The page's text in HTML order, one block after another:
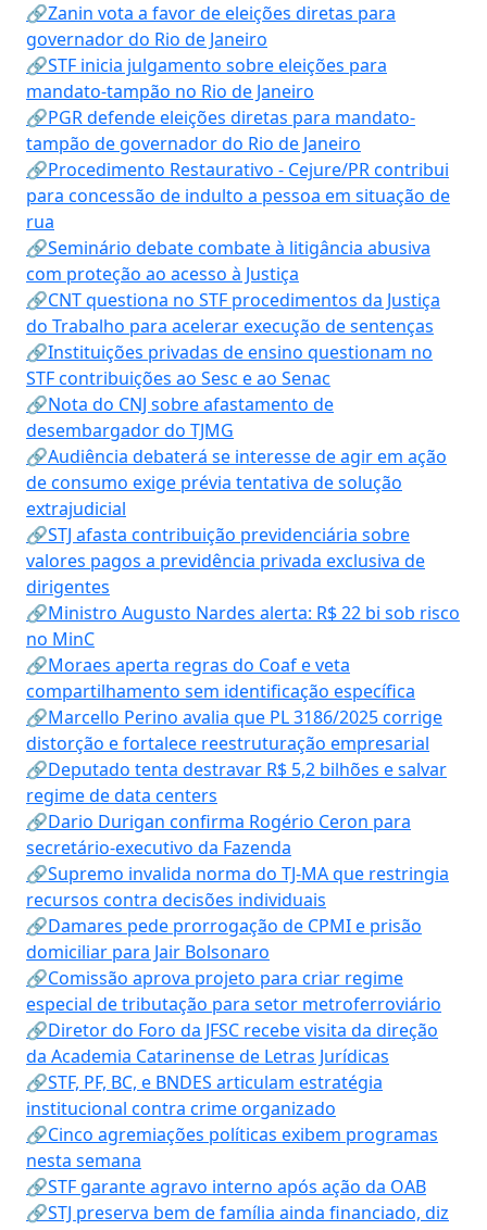
🔗Zanin vota a favor de eleições diretas para
governador do Rio de Janeiro
🔗STF inicia julgamento sobre eleições para
mandato-tampão no Rio de Janeiro
🔗PGR defende eleições diretas para mandato-
tampão de governador do Rio de Janeiro
🔗Procedimento Restaurativo - Cejure/PR contribui
para concessão de indulto a pessoa em situação de
rua
🔗Seminário debate combate à litigância abusiva
com proteção ao acesso à Justiça
🔗CNT questiona no STF procedimentos da Justiça
do Trabalho para acelerar execução de sentenças
🔗Instituições privadas de ensino questionam no
STF contribuições ao Sesc e ao Senac
🔗Nota do CNJ sobre afastamento de
desembargador do TJMG
🔗Audiência debaterá se interesse de agir em ação
de consumo exige prévia tentativa de solução
extrajudicial
🔗STJ afasta contribuição previdenciária sobre
valores pagos a previdência privada exclusiva de
dirigentes
🔗Ministro Augusto Nardes alerta: R$ 22 bi sob risco
no MinC
🔗Moraes aperta regras do Coaf e veta
compartilhamento sem identificação específica
🔗Marcello Perino avalia que PL 3186/2025 corrige
distorção e fortalece reestruturação empresarial
🔗Deputado tenta destravar R$ 5,2 bilhões e salvar
regime de data centers
🔗Dario Durigan confirma Rogério Ceron para
secretário-executivo da Fazenda
🔗Supremo invalida norma do TJ-MA que restringia
recursos contra decisões individuais
🔗Damares pede prorrogação de CPMI e prisão
domiciliar para Jair Bolsonaro
🔗Comissão aprova projeto para criar regime
especial de tributação para setor metroferroviário
🔗Diretor do Foro da JFSC recebe visita da direção
da Academia Catarinense de Letras Jurídicas
🔗STF, PF, BC, e BNDES articulam estratégia
institucional contra crime organizado
🔗Cinco agremiações políticas exibem programas
nesta semana
🔗STF garante agravo interno após ação da OAB
🔗STJ preserva bem de família ainda financiado, diz